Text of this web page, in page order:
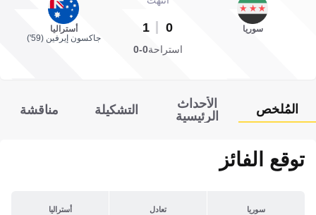
سوريا 0
1
أستراليا
جاكسون إيرفين (59')
استراحة0-0
المُلخص
الأحداث
الرئيسية
التشكيلة مناقشة
توقع الفائز
سوريا تعادل أستراليا